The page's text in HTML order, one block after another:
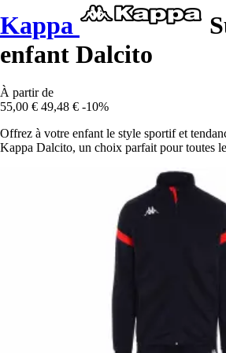
Kappa
enfant Dalcito
À partir de
55,00 € 49,48 € -10%
Offrez à votre enfant le style sportif et
Kappa Dalcito, un choix parfait pour toutes